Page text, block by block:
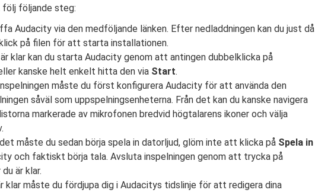
följ följande steg:
Audacity via den medföljande länken. Efter nedladdningen kan du just då
på filen för att starta installationen.
klar kan du starta Audacity genom att antingen dubbelklicka på
kanske helt enkelt hitta den via Start.
måste du först konfigurera Audacity för att använda den
såväl som uppspelningsenheterna. Från det kan du kanske navigera
markerade av mikrofonen bredvid högtalarens ikoner och välja
måste du sedan börja spela in datorljud, glöm inte att klicka på Spela in
och faktiskt börja tala. Avsluta inspelningen genom att trycka på
är klar.
klar måste du fördjupa dig i Audacitys tidslinje för att redigera dina